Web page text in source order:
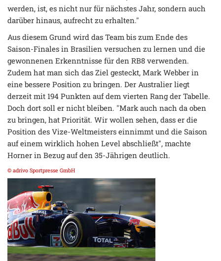
werden, ist, es nicht nur für nächstes Jahr, sondern auch
darüber hinaus, aufrecht zu erhalten."
Aus diesem Grund wird das Team bis zum Ende des
Saison-Finales in Brasilien versuchen zu lernen und die
gewonnenen Erkenntnisse für den RB8 verwenden.
Zudem hat man sich das Ziel gesteckt, Mark Webber in
eine bessere Position zu bringen. Der Australier liegt
derzeit mit 194 Punkten auf dem vierten Rang der Tabelle.
Doch dort soll er nicht bleiben. "Mark auch nach da oben
zu bringen, hat Priorität. Wir wollen sehen, dass er die
Position des Vize-Weltmeisters einnimmt und die Saison
auf einem wirklich hohen Level abschließt", machte
Horner in Bezug auf den 35-Jährigen deutlich.
© adrivo Sportpresse GmbH